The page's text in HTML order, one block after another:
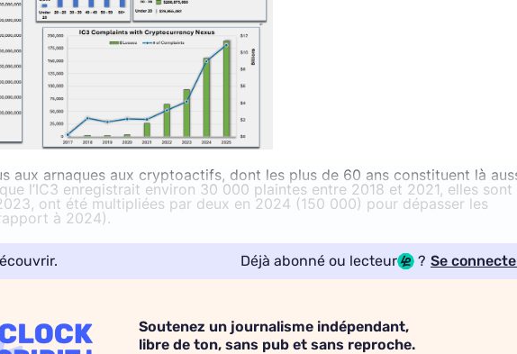
aux arnaques aux cryptoactifs, dont les plus de 60 ans constituent là
l’IC3 enregistrait environ 30 000 plaintes entre 2018 et 2021, elles sont
ont été multipliées par deux en 2024 (150 000) pour dépasser les
à 2024).
Déjà abonné ou lecteur ? Se
Soutenez un journalisme indépendant,
libre de ton, sans pub et sans reproche.